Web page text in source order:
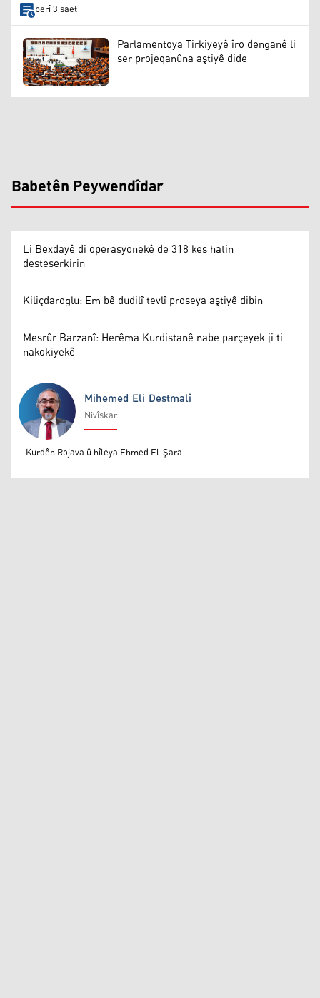
berî 3 saet
Parlamentoya Tirkiyeyê îro denganê li
ser projeqanûna aştiyê dide
Babetên Peywendîdar
Li Bexdayê di operasyonekê de 318 kes hatin
desteserkirin
Kiliçdaroglu: Em bê dudilî tevlî proseya aştiyê dibin
Mesrûr Barzanî: Herêma Kurdistanê nabe parçeyek ji ti
nakokiyekê
Mihemed Eli Destmalî
Mihemed Eli Destmalî
Nivîskar
Kurdên Rojava û hîleya Ehmed El-Şara